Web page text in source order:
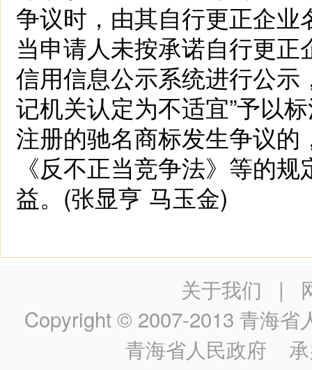
争议时，由其自行更正企
当申请人未按承诺自行更
信用信息公示系统进行公示
记机关认定为不适宜”予以
注册的驰名商标发生争议
《反不正当竞争法》等的
益。(张显亨 马玉金)
关于我们 |
Copyright © 2007-2013 青海省
青海省人民政府 承